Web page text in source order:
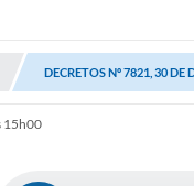
DECRETOS Nº 7821, 30 DE
15h00